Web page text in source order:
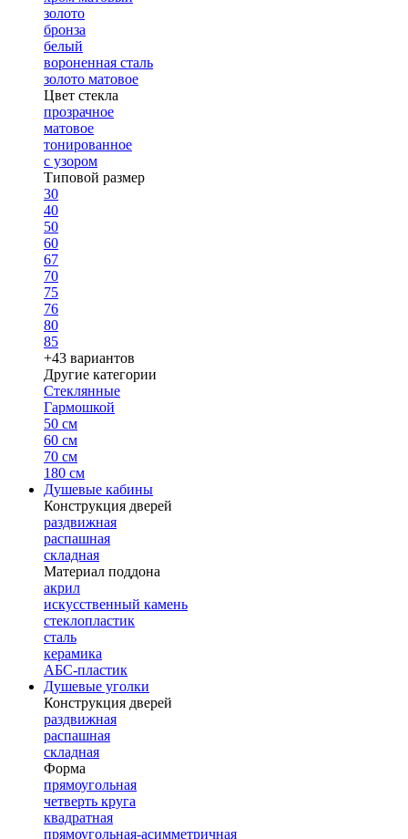
золото
бронза
белый
вороненная сталь
золото матовое
Цвет стекла
прозрачное
матовое
тонированное
с узором
Типовой размер
30
40
50
60
67
70
75
76
80
85
+43 вариантов
Другие категории
Стеклянные
Гармошкой
50 см
60 см
70 см
180 см
Душевые кабины
Конструкция дверей
раздвижная
распашная
складная
Материал поддона
акрил
искусственный камень
стеклопластик
сталь
керамика
АБС-пластик
Душевые уголки
Конструкция дверей
раздвижная
распашная
складная
Форма
прямоугольная
четверть круга
квадратная
прямоугольная-асимметричная